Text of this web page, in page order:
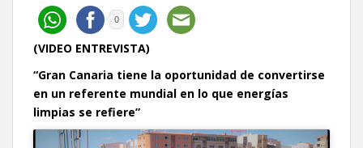
0
(VIDEO ENTREVISTA)
“Gran Canaria tiene la oportunidad de convertirse
en un referente mundial en lo que energías
limpias se refiere”